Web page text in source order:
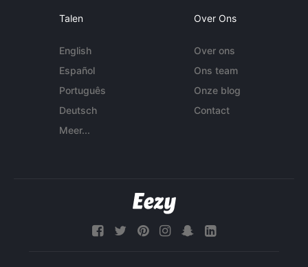
Talen
English
Español
Português
Deutsch
Meer...
Over Ons
Over ons
Ons team
Onze blog
Contact